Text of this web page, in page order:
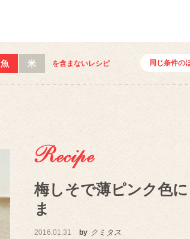
魚 米 を含まないレシピ 同じ条件の
梅しそで薄ピンク色
ま
2016.01.31 by クミタス